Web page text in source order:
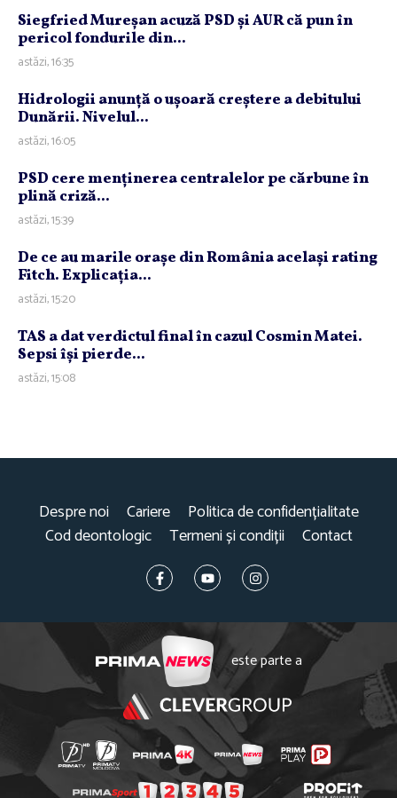
Siegfried Mureşan acuză PSD şi AUR că pun în
pericol fondurile din...
astăzi, 16:35
Hidrologii anunţă o uşoară creştere a debitului
Dunării. Nivelul...
astăzi, 16:05
PSD cere menţinerea centralelor pe cărbune în
plină criză...
astăzi, 15:39
De ce au marile oraşe din România acelaşi rating
Fitch. Explicaţia...
astăzi, 15:20
TAS a dat verdictul final în cazul Cosmin Matei.
Sepsi îşi pierde...
astăzi, 15:08
Despre noi Cariere
Politica de confidențialitate
Cod deontologic
Termeni și condiții Contact
este parte a